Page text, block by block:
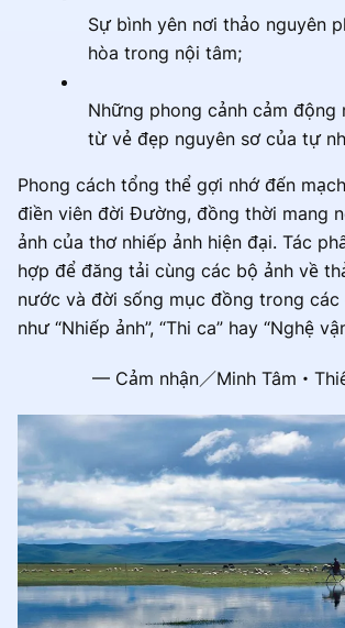
Sự bình yên nơi thảo nguyên
hòa trong nội tâm;
Những phong cảnh cảm động
từ vẻ đẹp nguyên sơ của tự
Phong cách tổng thể gợi nhớ đến
điền viên đời Đường, đồng thời mang
ảnh của thơ nhiếp ảnh hiện đại. Tác
hợp để đăng tải cùng các bộ ảnh về
nước và đời sống mục đồng trong các
như “Nhiếp ảnh”, “Thi ca” hay “Nghệ
— Cảm nhận／Minh Tâm・